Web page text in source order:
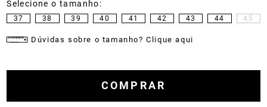
37 38 39 40 41 42 43 44 45
Dúvidas sobre o tamanho? Clique aqui
COMPRAR